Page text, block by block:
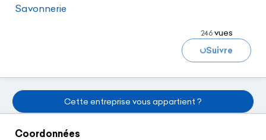
Savonnerie
246vues
Chargement...
Suivre
Cette entreprise vous appartient ?
Coordonnées